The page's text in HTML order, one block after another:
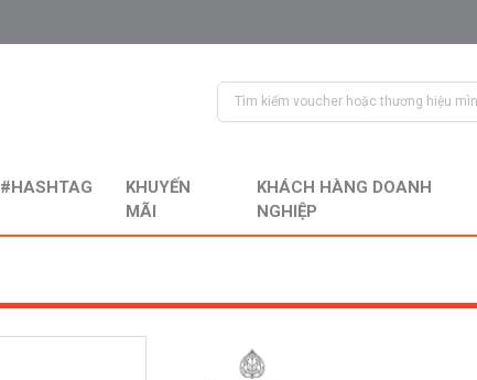
#HASHTAG
KHUYẾN
MÃI
KHÁCH HÀNG DOANH
NGHIỆP